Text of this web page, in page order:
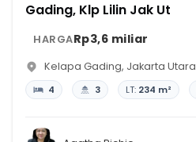
Gading, Klp Lilin Jak Ut
HARGARp3,6 miliar
Kelapa Gading, Jakarta Utara
4 3 LT: 234 m²